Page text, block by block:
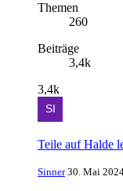
Themen
260
Beiträge
3,4k
3,4k
Teile auf Halde
Sinner 30. Mai